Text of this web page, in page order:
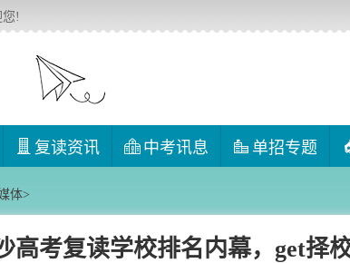
!
复读资讯 中考讯息 单招专题
体>
高考复读学校排名内幕，get择